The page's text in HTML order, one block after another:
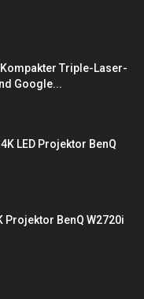
Kompakter Triple-Laser-
Google...
LED Projektor BenQ
Projektor BenQ W2720i